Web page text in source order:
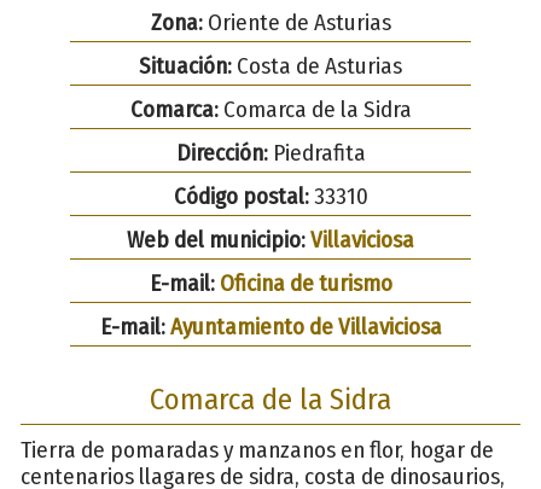
Zona:Oriente de Asturias
Situación: Costa de Asturias
Comarca:Comarca de la Sidra
Dirección:Piedrafita
Código postal:33310
Web del municipio:Villaviciosa
E-mail: Oficina de turismo
E-mail:Ayuntamiento de Villaviciosa
Comarca de la Sidra
Tierra de pomaradas y manzanos en flor, hogar de
centenarios llagares de sidra, costa de dinosaurios,